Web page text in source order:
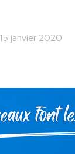
15 janvier 2020